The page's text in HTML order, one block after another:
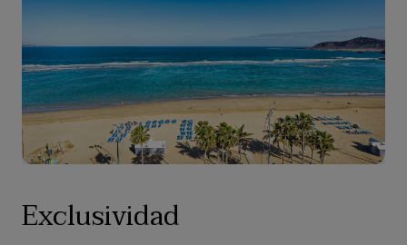
Exclusividad